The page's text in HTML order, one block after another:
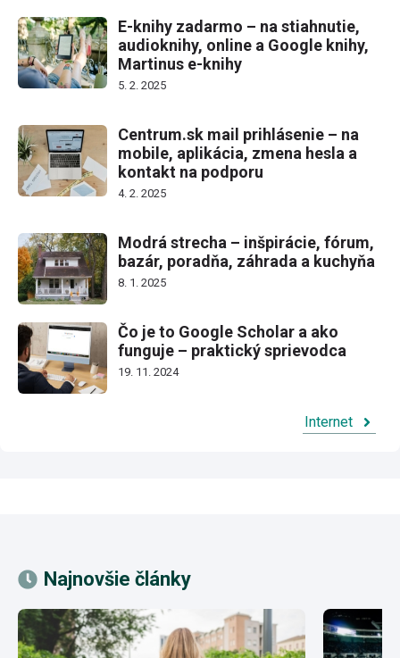
E-knihy zadarmo – na stiahnutie,
audioknihy, online a Google knihy,
Martinus e-knihy
5. 2. 2025
Centrum.sk mail prihlásenie – na
mobile, aplikácia, zmena hesla a
kontakt na podporu
4. 2. 2025
Modrá strecha – inšpirácie, fórum,
bazár, poradňa, záhrada a kuchyňa
8. 1. 2025
Čo je to Google Scholar a ako
funguje – praktický sprievodca
19. 11. 2024
Internet
Najnovšie články